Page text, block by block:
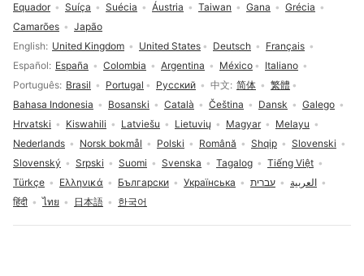
Seleção de idioma
English United Kingdom United States Deutsch
Français
Español
España Colombia Argentina México
Italiano
Português Brasil Portugal Русский 中文 简体
繁體
Bahasa Indonesia
Bosanski Català Čeština Dansk
Galego
Hrvatski
Kiswahili Latviešu Lietuvių Magyar
Melayu
Nederlands
Norsk bokmål Polski Română Shqip
Slovenski
Slovenský
Srpski Suomi Svenska Tagalog
Tiếng Việt
Türkçe
Ελληνικά Български Українська עברית
العربية
हिंदी
ไทย 日本語 한국어
Equador
Suíça Suécia Áustria Taiwan Gana
Grécia
Camarões
Japão